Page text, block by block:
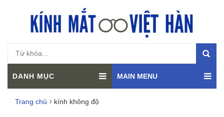
DANH MỤC MAIN MENU
Trang chủ kính không độ